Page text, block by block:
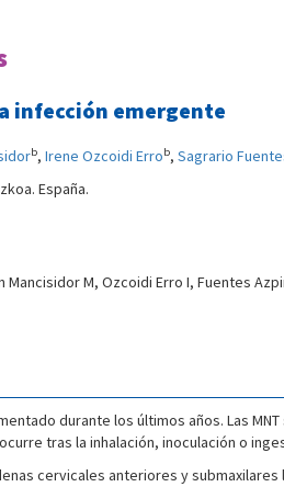
infección emergente
b, Irene Ozcoidi Errob, Sagrario
España.
Mancisidor M, Ozcoidi Erro I, Fuentes
durante los últimos años. Las
tras la inhalación, inoculación o
cervicales anteriores y